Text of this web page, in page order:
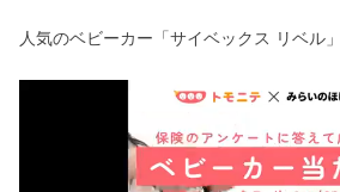
人気のベビーカー「サイベックス リベル